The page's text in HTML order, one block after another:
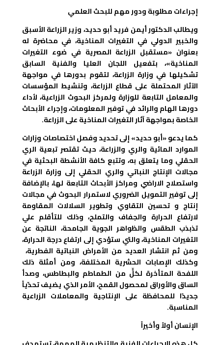
إجراءات مطلوبة ودور مهم للبحث العلمي
ويطالب الدكتور أيمن فريد أبو حديد، وزير الزراعة الأسبق
والخبير الدولي في التغيرات المناخية، في محاضرة له
بعنوان «مستقبل الزراعة المصرية في ضوء التغيرات
المناخية»، بتفعيل اللجان العليا والفنية السابق
تشكيلها في وزارة الزراعة، لتقوم بدورها في مواجهة
الآثار المحتملة على قطاع الزراعة، وتنشيط المؤسسات
والمعامل التابعة للوزارة ولمركز البحوث الزراعية، لأداء
دورها الهام والرائد في توفير المعلومات، وإجراء الأبحاث
الخاصة بمواجهة آثار التغيرات المناخية على الزراعة.
كما يدعو «أبو حديد» إلى تحديد وفصل اختصاصات وزارات
الموارد المائية والري والزراعة، حيث تقتصر تبعية الري
الحقلي وما يتعلق به، وتتبع كافة الأنشطة البحثية في
مجالات الإنتاج النباتي والري الحقلي إلى وزارة الزراعة
واستصلاح الاراضي ومراكز الأبحاث التابعة لها، بالإضافة
إلى توفير التمويل الضروري لاستمرار البحوث في مجالات
إنتاج و تحسين التقاوي وتطوير السلالات المقاومة
لارتفاع الحرارة والجفاف والتملح، وذلك للتأقلم علي
تذبذب الطقس والظواهر الجوية الجامحة، الناتجة عن
التغيرات المناخية، والتي ستؤدي إلى ارتفاع درجة الحرارة،
ومن ثم انتشار العديد من الأمراض النباتية الفطرية،
وكذلك الإصابات الحشرية المختلفة، ومن أمثلة ذلك
اللفحة المتأخرة لكلٍّ من الطماطم والبطاطس، وصدأ
الساق والأوراق لمحصول القمح، الأمر الذي يضيف تحدّياً
جديدًا للمحافظة على الإنتاجية والمعاملات الزراعية
المناسبة.
الإنسان أولاً وأخيراً